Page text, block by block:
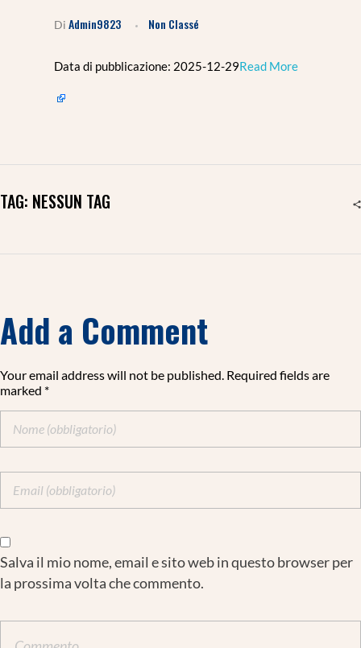
Di Admin9823 Non Classé
Data di pubblicazione: 2025-12-29​Read More
TAG: NESSUN TAG
Add a Comment
Your email address will not be published. Required fields are
marked *
Salva il mio nome, email e sito web in questo browser per
la prossima volta che commento.